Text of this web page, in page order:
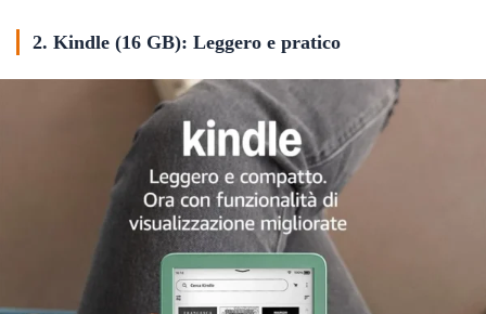
2. Kindle (16 GB): Leggero e pratico